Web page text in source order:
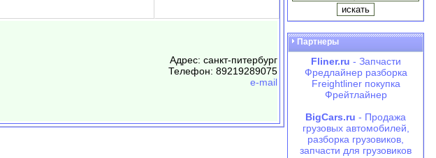
Адрес: санкт-питербург
Телефон: 89219289075
e-mail
Партнеры
Fliner.ru - Запчасти
Фредлайнер разборка
Freightliner покупка
Фрейтлайнер
BigCars.ru - Продажа
грузовых автомобилей,
разборка грузовиков,
запчасти для грузовиков